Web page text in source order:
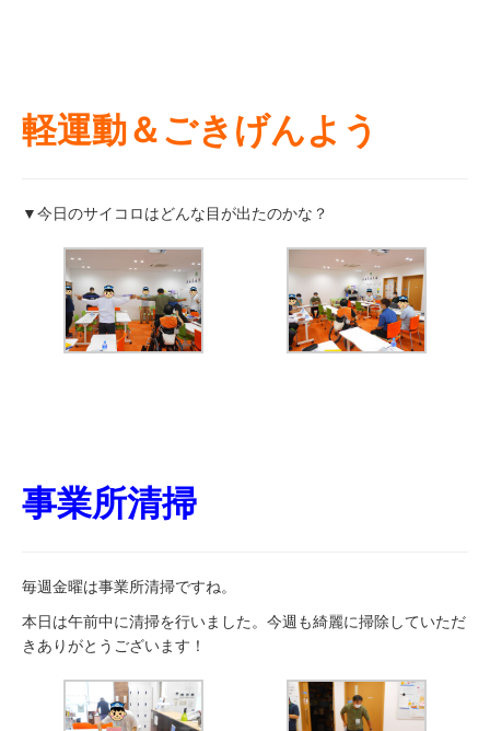
軽運動＆ごきげんよう
▼今日のサイコロはどんな目が出たのかな？
事業所清掃
毎週金曜は事業所清掃ですね。
本日は午前中に清掃を行いました。今週も綺麗に掃除していただ
きありがとうございます！